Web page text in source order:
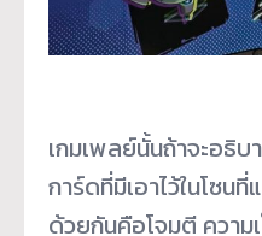
เกมเพลย์นั้นถ้าจะอธิ
การ์ดที่มีเอาไว้ในโซน
ด้วยกันคือโจมตี ความ